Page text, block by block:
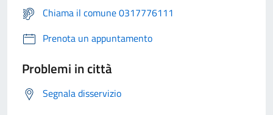
Chiama il comune 0317776111
Prenota un appuntamento
Problemi in città
Segnala disservizio